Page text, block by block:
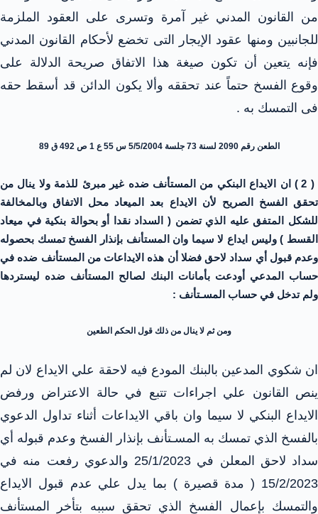
من القانون المدني غير آمرة وتسرى على العقود الملزمة
للجانبين ومنها عقود الإيجار التى تخضع لأحكام القانون المدني
فإنه يتعين أن تكون صيغة هذا الاتفاق صريحة الدلالة على
وقوع الفسخ حتماً عند تحققه وألا يكون الدائن قد أسقط حقه
فى التمسك به .
الطعن رقم 2090 لسنة 73 جلسة 5/5/2004 س 55 ع 1 ص 492 ق 89
( 2 ) ان الايداع البنكي من المستأنف ضده غير مبرئ للذمة ولا ينال من
تحقق الفسخ الصريح لأن الايداع بعد الميعاد محل الاتفاق وبالمخالفة
للشكل المتفق عليه الذي تضمن ( السداد نقدا أو بحوالة بنكية في ميعاد
القسط ) وليس ايداع لا سيما وان المستأنف بإنذار الفسخ تمسك بحصوله
وعدم قبول أي سداد لاحق فضلا أن هذه الايداعات من المستأنف ضده في
حساب المدعي أودعت بأمانات البنك لصالح المستأنف ضده ليستردها
ولم تدخل في حساب المسـتأنف :
ومن ثم لا ينال من ذلك قول الحكم الطعين
ان شكوي المدعين بالبنك المودع فيه لاحقة علي الايداع لان لم
ينص القانون علي اجراءات تتبع في حالة الاعتراض ورفض
الايداع البنكي لا سيما وان باقي الايداعات أثناء تداول الدعوي
بالفسخ الذي تمسك به المسـتأنف بإنذار الفسخ وعدم قبوله أي
سداد لاحق المعلن في 25/1/2023 والدعوي رفعت منه في
15/2/2023 ( مدة قصيرة ) بما يدل علي عدم قبول الايداع
والتمسك بإعمال الفسخ الذي تحقق سببه بتأخر المستأنف